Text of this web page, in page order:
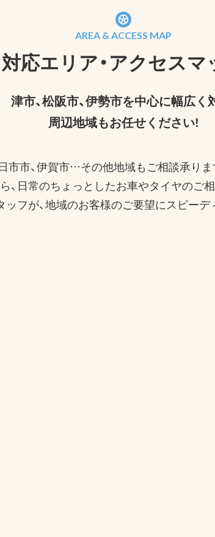
AREA & ACCESS MAP
対応エリア・アクセスマ
津市、松阪市、伊勢市を中心に幅広く
周辺地域もお任せください!
日市市、伊賀市…その他地域もご相談承り
、日常のちょっとしたお車やタイヤのご
フが、地域のお客様のご要望にスピーデ